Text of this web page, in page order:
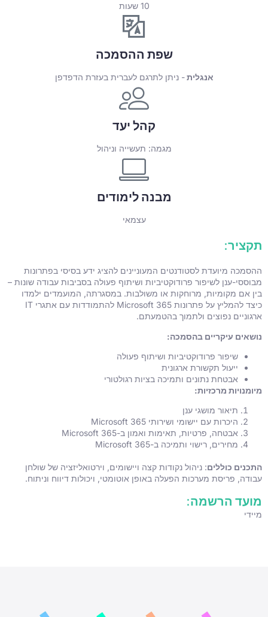
10 שעות
שפת ההסמכה
אנגלית- ניתן לתרגם לעברית בעזרת הדפדפן
קהל יעד
מגמה: תעשייה וניהול
מבנה לימודים
עצמאי
תקציר:
ההסמכה מיועדת לסטודנטים המעוניינים להציג ידע בסיסי בפתרונות
מבוססי-ענן לשיפור פרודוקטיביות ושיתוף פעולה בסביבות עבודה שונות –
בין אם מקומיות, מרוחקות או משולבות. במסגרתה, המועמדים ילמדו
כיצד להמליץ על פתרונות Microsoft 365 להתמודדות עם אתגרי IT
ארגוניים נפוצים ולתמוך בהטמעתם.
נושאים עיקריים בהסמכה:
שיפור פרודוקטיביות ושיתוף פעולה
ייעול תקשורת ארגונית
אבטחת נתונים ותמיכה בציות רגולטורי
מיומנויות מרכזיות:
תיאור מושגי ענן
היכרות עם יישומי ושירותי Microsoft 365
אבטחה, פרטיות, תאימות ואמון ב-Microsoft 365
מחירים, רישוי ותמיכה ב-Microsoft 365
התכנים כוללים: ניהול נקודות קצה ויישומים, וירטואליזציה של שולחן
עבודה, פריסת מערכות הפעלה באופן אוטומטי, ויכולות דיווח וניתוח.
מועד הרשמה:
מיידי